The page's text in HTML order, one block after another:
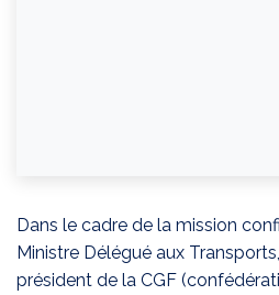
Dans le cadre de la mission
Ministre Délégué aux
président de la CGF